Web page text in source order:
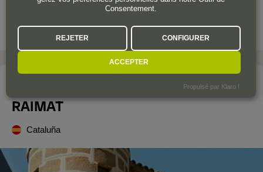
RAIMAT
Cataluña
Consentement.
REJETER CONFIGURER
ACCEPTER
Propulsé par Klaro !